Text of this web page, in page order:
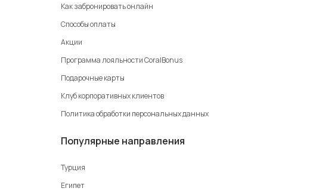
Как забронировать онлайн
Способы оплаты
Акции
Программа лояльности CoralBonus
Подарочные карты
Клуб корпоративных клиентов
Политика обработки персональных данных
Популярные направления
Турция
Египет